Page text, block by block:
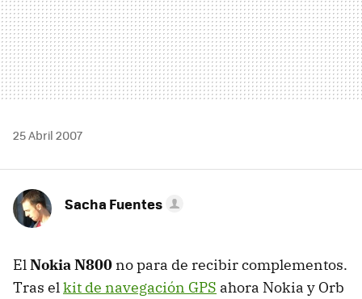
25 Abril 2007
Sacha Fuentes
ElNokia N800 no para de recibir complementos.
Tras elkit de navegación GPS ahora Nokia y Orb